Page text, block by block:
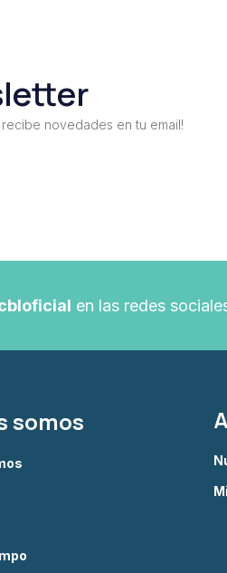
recibe novedades en tu email!
en las redes
somos